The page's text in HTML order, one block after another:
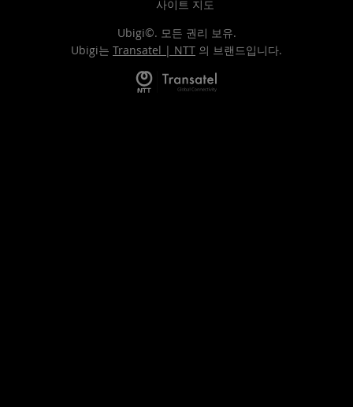
사이트 지도
Ubigi©. 모든 권리 보유.
Ubigi는 Transatel | NTT 의 브랜드입니다.